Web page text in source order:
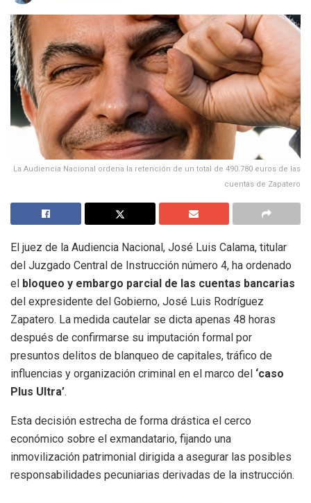
La Audiencia Nacional ordena la retención de un total de 490.780 euros de las
cuentas de Zapatero
El juez de la Audiencia Nacional, José Luis Calama, titular
del Juzgado Central de Instrucción número 4, ha ordenado
el bloqueo y embargo parcial de las cuentas bancarias
del expresidente del Gobierno, José Luis Rodríguez
Zapatero. La medida cautelar se dicta apenas 48 horas
después de confirmarse su imputación formal por
presuntos delitos de blanqueo de capitales, tráfico de
influencias y organización criminal en el marco del ‘caso
Plus Ultra’.
Esta decisión estrecha de forma drástica el cerco
económico sobre el exmandatario, fijando una
inmovilización patrimonial dirigida a asegurar las posibles
responsabilidades pecuniarias derivadas de la instrucción.